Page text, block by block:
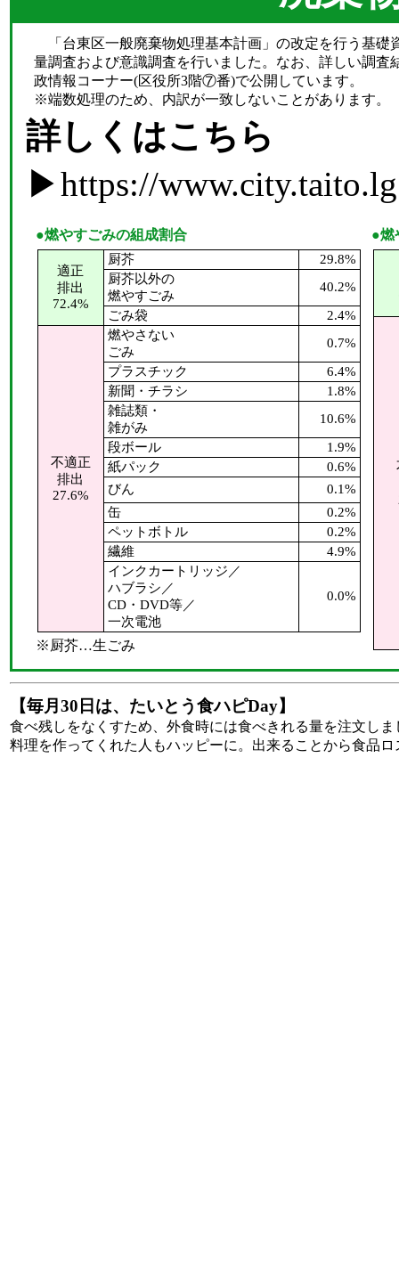
「台東区一般廃棄物処理基本計画」の改定を行う基礎
量調査および意識調査を行いました。なお、詳しい調査
政情報コーナー(区役所3階⑦番)で公開しています。
※端数処理のため、内訳が一致しないことがあります。
詳しくはこちら
▶https://
●燃やすごみの組成割合 ●燃
適正
排出
72.4%
厨芥
29.8%
厨芥以外の
燃やすごみ
40.2%
ごみ袋
2.4%
不適正
排出
27.6%
燃やさない
ごみ
0.7%
プラスチック
6.4%
新聞・チラシ
1.8%
雑誌類・
雑がみ
10.6%
段ボール
1.9%
紙パック
0.6%
びん
0.1%
缶
0.2%
ペットボトル
0.2%
繊維
4.9%
インクカートリッジ／
ハブラシ／
CD・DVD等／
一次電池
0.0%
※厨芥…生ごみ
【毎月30日は、たいとう食ハピDay】
食べ残しをなくすため、外食時には食べきれる量を注文し
料理を作ってくれた人もハッピーに。出来ることから食品